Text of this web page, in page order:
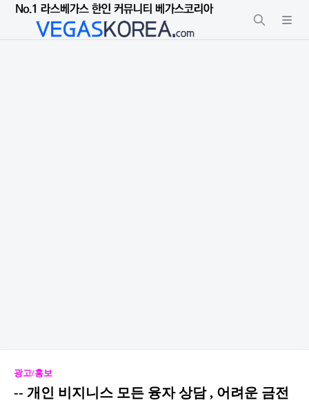
광고/홍보
-- 개인 비지니스 모든 융자 상담 , 어려운 금전